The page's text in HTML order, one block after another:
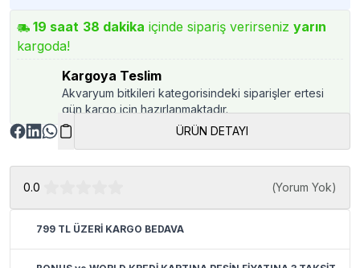
19 saat 38 dakika içinde sipariş verirseniz yarın
kargoda!
Kargoya Teslim
Akvaryum bitkileri kategorisindeki siparişler ertesi
gün kargo için hazırlanmaktadır.
ÜRÜN DETAYI
0.0 (Yorum Yok)
799 TL ÜZERİ KARGO BEDAVA